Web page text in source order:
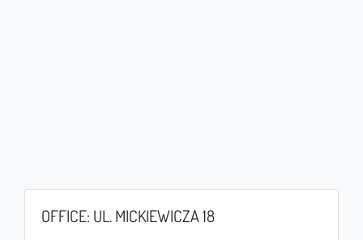
OFFICE: UL. MICKIEWICZA 18